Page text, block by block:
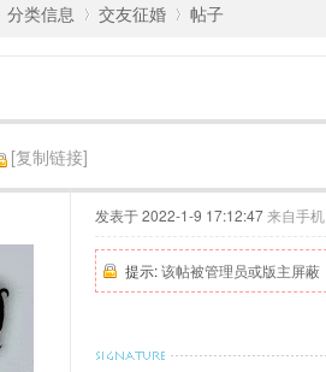
分类信息
›
交友征婚
›
帖子
[复制链接]
发表于 2022-1-9 17:12:47来自手机
提示:该帖被管理员或版主屏蔽